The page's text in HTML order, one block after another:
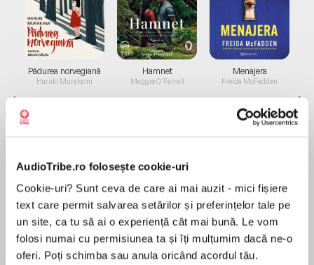
AudioTribe.ro folosește cookie-uri
Cookie-uri? Sunt ceva de care ai mai auzit - mici fișiere
text care permit salvarea setărilor și preferințelor tale pe
un site, ca tu să ai o experiență cât mai bună. Le vom
folosi numai cu permisiunea ta și îți mulțumim dacă ne-o
oferi. Poți schimba sau anula oricând acordul tău.
Pădurea norvegiană
Haruki Murakami
Elita de Argint (Elita
de...
Dani Francis
Hamnet
Maggie O'Farrell
Diavolul se îmbracă de
la...
Lauren Weisberger
Menajera
Freida McFadden
Migdală
Sohn Won-pyung